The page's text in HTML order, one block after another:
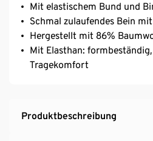
Mit elastischem Bund und
Schmal zulaufendes Bein
Hergestellt mit 86%
Mit Elasthan:
Tragekomfort
Produktbeschreibung